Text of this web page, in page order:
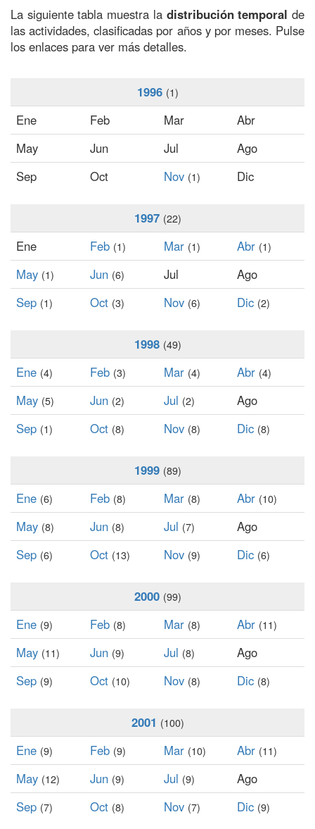
La siguiente tabla muestra la distribución temporal de
las actividades, clasificadas por años y por meses. Pulse
los enlaces para ver más detalles.
1996 (1)
Ene Feb Mar
Abr
May
Jun Jul
Ago
Sep
Oct Nov (1) Dic
1997 (22)
Ene Feb (1) Mar (1) Abr (1)
May (1) Jun (6) Jul
Ago
Sep (1) Oct (3) Nov (6) Dic (2)
1998 (49)
Ene (4) Feb (3) Mar (4) Abr (4)
May (5) Jun (2) Jul (2)
Ago
Sep (1) Oct (8) Nov (8) Dic (8)
1999 (89)
Ene (6) Feb (8) Mar (8) Abr (10)
May (8) Jun (8) Jul (7)
Ago
Sep (6) Oct (13) Nov (9) Dic (6)
2000 (99)
Ene (9) Feb (8) Mar (8) Abr (11)
May (11) Jun (9) Jul (8)
Ago
Sep (9) Oct (10) Nov (8) Dic (8)
2001 (100)
Ene (9) Feb (9) Mar (10) Abr (11)
May (12) Jun (9) Jul (9)
Ago
Sep (7) Oct (8) Nov (7) Dic (9)